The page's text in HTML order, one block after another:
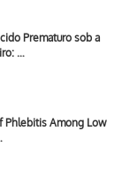
Prematuro sob a
…
Phlebitis Among Low